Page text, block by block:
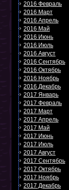
2016 Февраль
2016 Март
2016 Апрель
2016 Май
2016 Июнь
2016 Июль
2016 Август
2016 Сентябрь
2016 Октябрь
2016 Ноябрь
2016 Декабрь
2017 Январь
2017 Февраль
2017 Март
2017 Апрель
2017 Май
2017 Июнь
2017 Июль
2017 Август
2017 Сентябрь
2017 Октябрь
2017 Ноябрь
2017 Декабрь